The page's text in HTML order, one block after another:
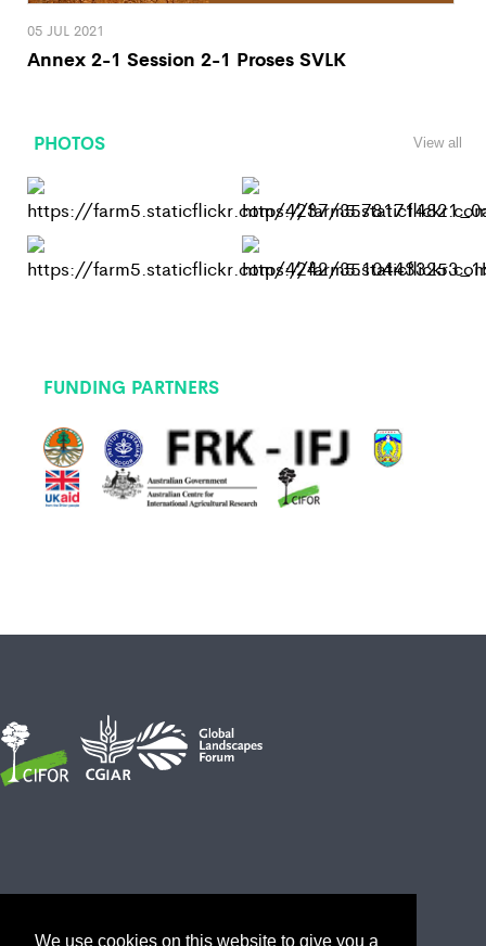
We use cookies on this website to give you a
05 JUL 2021
Annex 2-1 Session 2-1 Proses SVLK
PHOTOS View all
FUNDING PARTNERS